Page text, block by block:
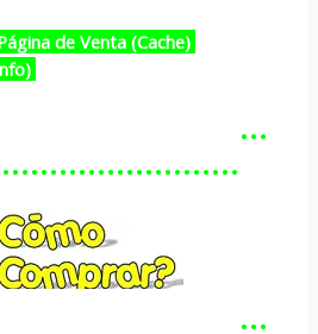
de Venta (Cache)